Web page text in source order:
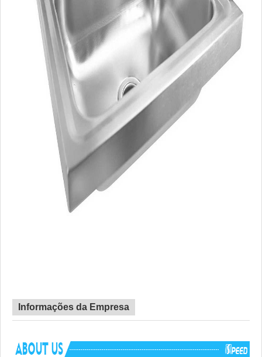
Informações da Empresa